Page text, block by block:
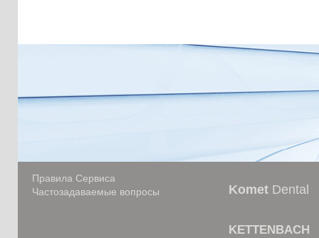
Правила Сервиса
Частозадаваемые вопросы
Komet Dental
KETTENBACH